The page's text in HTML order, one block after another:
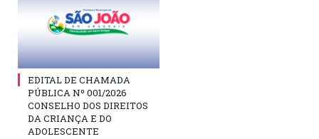
EDITAL DE CHAMADA
PÚBLICA Nº 001/2026
CONSELHO DOS DIREITOS
DA CRIANÇA E DO
ADOLESCENTE